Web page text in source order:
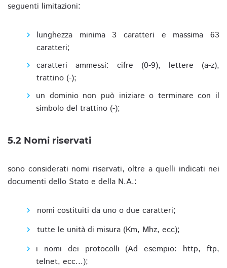
seguenti limitazioni:
lunghezza minima 3 caratteri e massima 63
caratteri;
caratteri ammessi: cifre (0-9), lettere (a-z),
trattino (-);
un dominio non può iniziare o terminare con il
simbolo del trattino (-);
5.2 Nomi riservati
sono considerati nomi riservati, oltre a quelli indicati nei
documenti dello Stato e della N.A.:
nomi costituiti da uno o due caratteri;
tutte le unità di misura (Km, Mhz, ecc);
i nomi dei protocolli (Ad esempio: http, ftp,
telnet, ecc...);